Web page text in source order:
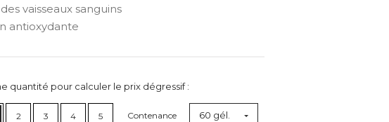
vaisseaux sanguins
antioxydante
quantité pour calculer le prix dégressif :
2 3 4 5 Contenance 60 gél.